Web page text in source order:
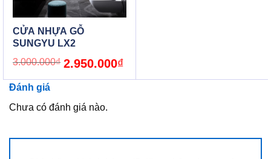
CỬA NHỰA GỖ
SUNGYU LX2
3.000.000₫ Original
price
2.950.000₫Current
price
Đánh giá
Chưa có đánh giá nào.